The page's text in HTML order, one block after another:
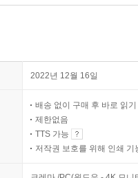
2022년 12월 16일
배송 없이 구매 후 바로 읽기
제한없음
TTS 가능
저작권 보호를 위해 인쇄 기